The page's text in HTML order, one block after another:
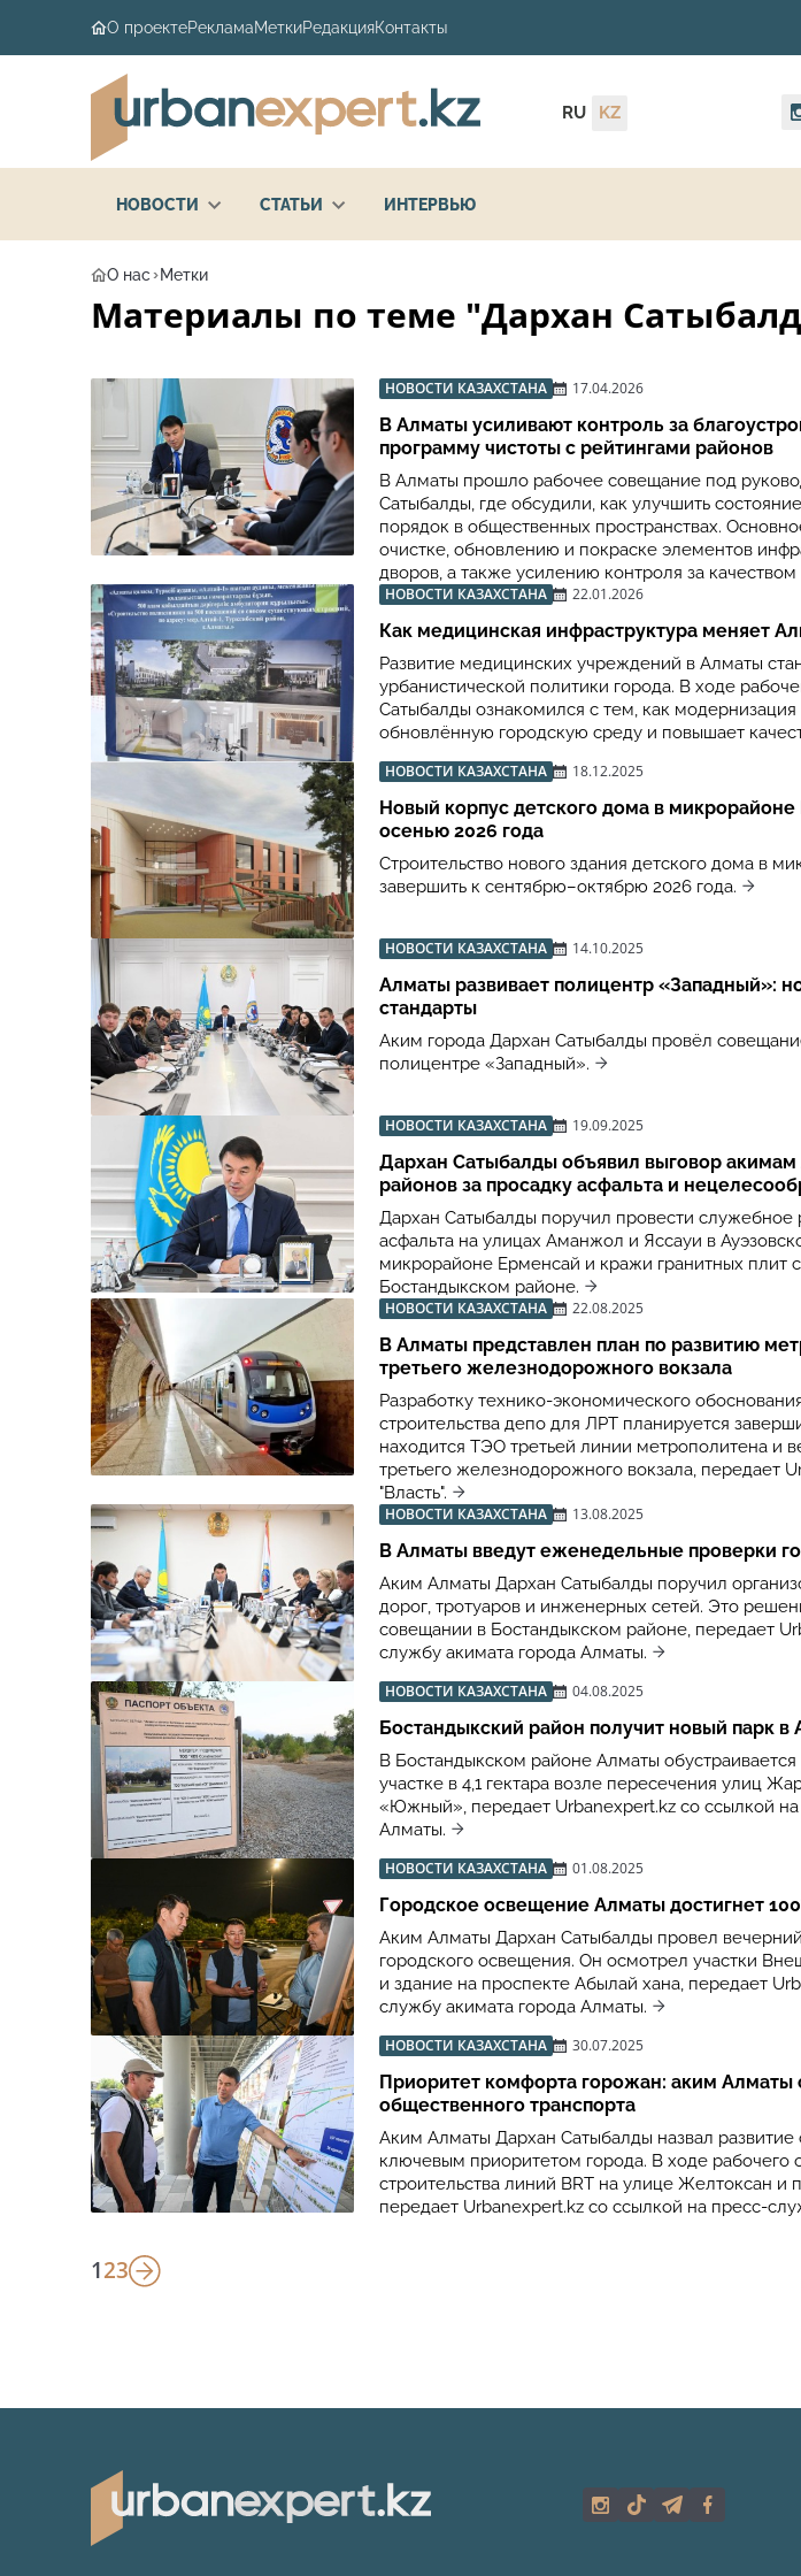
О проектеРекламаМеткиРедакцияКонтакты
RU KZ
НОВОСТИ СТАТЬИ ИНТЕРВЬЮ
О нас Метки
Материалы по теме "Дархан
НОВОСТИ КАЗАХСТАНА 17.04.2026
В Алматы усиливают контроль за
программу чистоты с рейтингами районов
В Алматы прошло рабочее совещание под
Сатыбалды, где обсудили, как улучшить
порядок в общественных пространствах.
очистке, обновлению и покраске элементов
дворов, а также усилению контроля за
НОВОСТИ КАЗАХСТАНА 22.01.2026
Как медицинская инфраструктура меняет
Развитие медицинских учреждений в Алматы
урбанистической политики города. В ходе
Сатыбалды ознакомился с тем, как
обновлённую городскую среду и повышает
НОВОСТИ КАЗАХСТАНА 18.12.2025
Новый корпус детского дома в
осенью 2026 года
Строительство нового здания детского дома в
завершить к сентябрю–октябрю 2026 года.
НОВОСТИ КАЗАХСТАНА 14.10.2025
Алматы развивает полицентр «Западный»:
стандарты
Аким города Дархан Сатыбалды провёл
полицентре «Западный».
НОВОСТИ КАЗАХСТАНА 19.09.2025
Дархан Сатыбалды объявил выговор акимам
районов за просадку асфальта и
Дархан Сатыбалды поручил провести служебное
асфальта на улицах Аманжол и Яссауи в
микрорайоне Ерменсай и кражи гранитных плит
Бостандыкском районе.
НОВОСТИ КАЗАХСТАНА 22.08.2025
В Алматы представлен план по развитию
третьего железнодорожного вокзала
Разработку технико-экономического
строительства депо для ЛРТ планируется
находится ТЭО третьей линии метрополитена и
третьего железнодорожного вокзала, передает
"Власть".
НОВОСТИ КАЗАХСТАНА 13.08.2025
В Алматы введут еженедельные проверки
Аким Алматы Дархан Сатыбалды поручил
дорог, тротуаров и инженерных сетей. Это
совещании в Бостандыкском районе, передает
службу акимата города Алматы.
НОВОСТИ КАЗАХСТАНА 04.08.2025
Бостандыкский район получит новый парк в
В Бостандыкском районе Алматы
участке в 4,1 гектара возле пересечения улиц
«Южный», передает Urbanexpert.kz со ссылкой
Алматы.
НОВОСТИ КАЗАХСТАНА 01.08.2025
Городское освещение Алматы достигнет
Аким Алматы Дархан Сатыбалды провел
городского освещения. Он осмотрел участки
и здание на проспекте Абылай хана, передает
службу акимата города Алматы.
НОВОСТИ КАЗАХСТАНА 30.07.2025
Приоритет комфорта горожан: аким Алматы
общественного транспорта
Аким Алматы Дархан Сатыбалды назвал развитие
ключевым приоритетом города. В ходе рабочего
строительства линий BRT на улице Желтоксан и
передает Urbanexpert.kz со ссылкой на пресс-
123